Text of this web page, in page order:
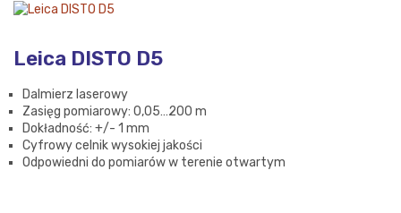
Leica DISTO D5
Dalmierz laserowy
Zasięg pomiarowy: 0,05…200 m
Dokładność: +/- 1 mm
Cyfrowy celnik wysokiej jakości
Odpowiedni do pomiarów w terenie otwartym